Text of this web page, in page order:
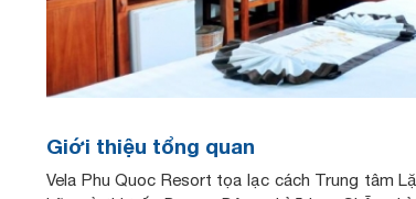
Giới thiệu tổng quan
Vela Phu Quoc Resort tọa lạc cách Trung tâm